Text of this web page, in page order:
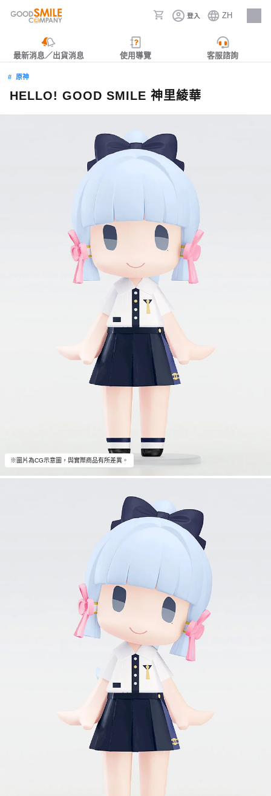
登入 ZH
人才招募
最新消息／出貨消息 使用導覽 客服諮詢
原神
HELLO! GOOD SMILE 神里綾華
※圖片為CG示意圖，與實際商品有所差異。